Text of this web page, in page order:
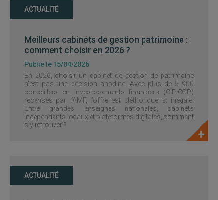
ACTUALITÉ
Meilleurs cabinets de gestion patrimoine :
comment choisir en 2026 ?
Publié le 15/04/2026
En 2026, choisir un cabinet de gestion de patrimoine
n’est pas une décision anodine. Avec plus de 5 900
conseillers en investissements financiers (CIF-CGP)
recensés par l’AMF, l’offre est pléthorique et inégale.
Entre grandes enseignes nationales, cabinets
indépendants locaux et plateformes digitales, comment
s’y retrouver ?
ACTUALITÉ